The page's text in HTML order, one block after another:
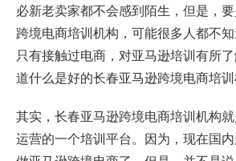
必新老卖家都不会感到陌生，但是，
跨境电商培训机构，可能很多人都不
只有接触过电商，对亚马逊培训有所
道什么是好的长春亚马逊跨境电商培训
其实，长春亚马逊跨境电商培训机构
运营的一个培训平台。因为，现在国